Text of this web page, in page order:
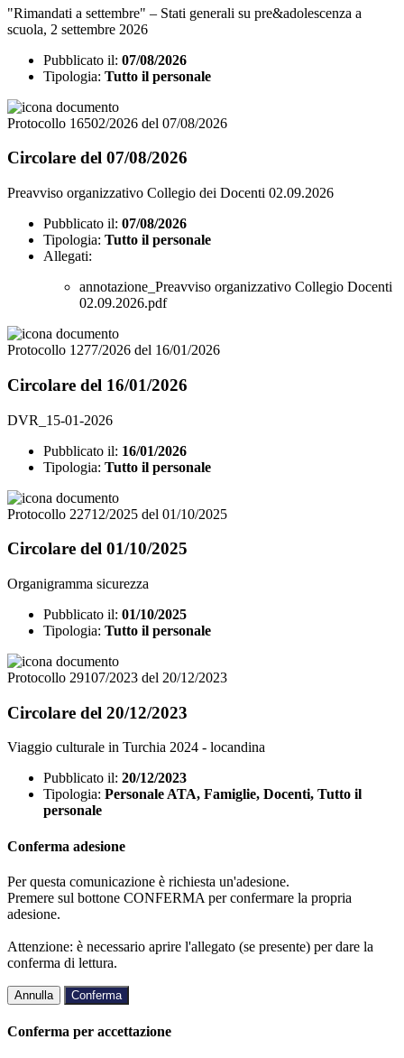
"Rimandati a settembre" – Stati generali su pre&adolescenza a
scuola, 2 settembre 2026
Pubblicato il: 07/08/2026
Tipologia: Tutto il personale
Protocollo 16502/2026 del 07/08/2026
Circolare del 07/08/2026
Preavviso organizzativo Collegio dei Docenti 02.09.2026
Pubblicato il: 07/08/2026
Tipologia: Tutto il personale
Allegati:
annotazione_Preavviso organizzativo Collegio Docenti
02.09.2026.pdf
Protocollo 1277/2026 del 16/01/2026
Circolare del 16/01/2026
DVR_15-01-2026
Pubblicato il: 16/01/2026
Tipologia: Tutto il personale
Protocollo 22712/2025 del 01/10/2025
Circolare del 01/10/2025
Organigramma sicurezza
Pubblicato il: 01/10/2025
Tipologia: Tutto il personale
Protocollo 29107/2023 del 20/12/2023
Circolare del 20/12/2023
Viaggio culturale in Turchia 2024 - locandina
Pubblicato il: 20/12/2023
Tipologia: Personale ATA, Famiglie, Docenti, Tutto il
personale
Conferma adesione
Per questa comunicazione è richiesta un'adesione.
Premere sul bottone CONFERMA per confermare la propria
adesione.
Attenzione: è necessario aprire l'allegato (se presente) per dare la
conferma di lettura.
Annulla Conferma
Conferma per accettazione